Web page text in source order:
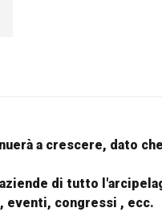
a crescere, dato
di tutto
eventi, congressi , ecc.